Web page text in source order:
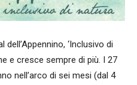
dell’Appennino, ‘Inclusivo di
e cresce sempre di più. I 27
nell’arco di sei mesi (dal 4